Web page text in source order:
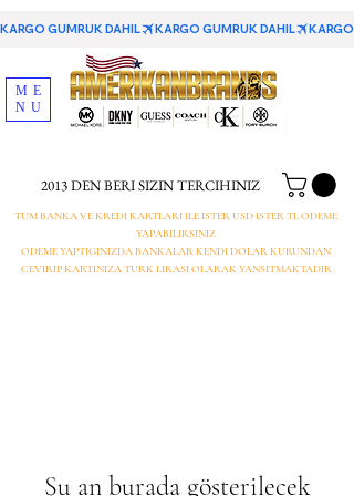
KARGO GUMRUK DAHIL
2013 DEN BERI SIZIN TERCIHINIZ
TUM BANKA VE KREDI KARTLARI ILE ISTER USD ISTER TL ODEME
YAPABILIRSINIZ
ODEME YAPTIGINIZDA BANKALAR KENDI DOLAR KURUNDAN
CEVIRIP KARTINIZA TURK LIRASI OLARAK YANSITMAKTADIR
ME
NU
Şu an burada gösterilecek